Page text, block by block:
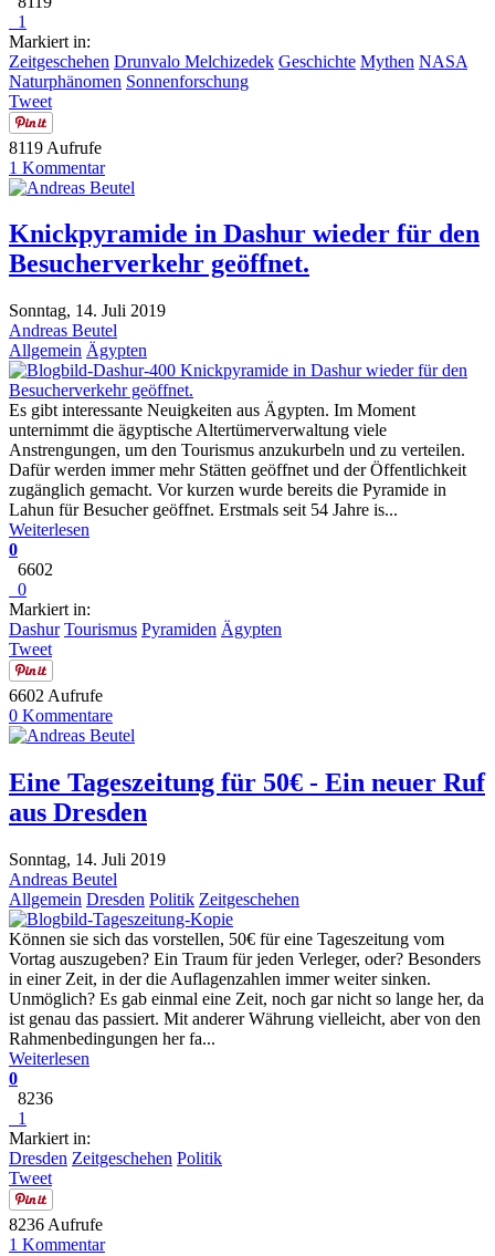
1
Markiert in:
Zeitgeschehen Drunvalo Melchizedek Geschichte Mythen NASA
Naturphänomen Sonnenforschung
Tweet
8119 Aufrufe
1 Kommentar
Knickpyramide in Dashur wieder für den
Besucherverkehr geöffnet.
Sonntag, 14. Juli 2019
Andreas Beutel
Allgemein Ägypten
Knickpyramide in Dashur wieder für den
Besucherverkehr geöffnet.
Es gibt interessante Neuigkeiten aus Ägypten. Im Moment
unternimmt die ägyptische Altertümerverwaltung viele
Anstrengungen, um den Tourismus anzukurbeln und zu verteilen.
Dafür werden immer mehr Stätten geöffnet und der Öffentlichkeit
zugänglich gemacht. Vor kurzen wurde bereits die Pyramide in
Lahun für Besucher geöffnet. Erstmals seit 54 Jahre is...
Weiterlesen
0
6602
0
Markiert in:
Dashur Tourismus Pyramiden Ägypten
Tweet
6602 Aufrufe
0 Kommentare
Eine Tageszeitung für 50€ - Ein neuer Ruf
aus Dresden
Sonntag, 14. Juli 2019
Andreas Beutel
Allgemein Dresden Politik Zeitgeschehen
Können sie sich das vorstellen, 50€ für eine Tageszeitung vom
Vortag auszugeben? Ein Traum für jeden Verleger, oder? Besonders
in einer Zeit, in der die Auflagenzahlen immer weiter sinken.
Unmöglich? Es gab einmal eine Zeit, noch gar nicht so lange her, da
ist genau das passiert. Mit anderer Währung vielleicht, aber von den
Rahmenbedingungen her fa...
Weiterlesen
0
8236
1
Markiert in:
Dresden Zeitgeschehen Politik
Tweet
8236 Aufrufe
1 Kommentar